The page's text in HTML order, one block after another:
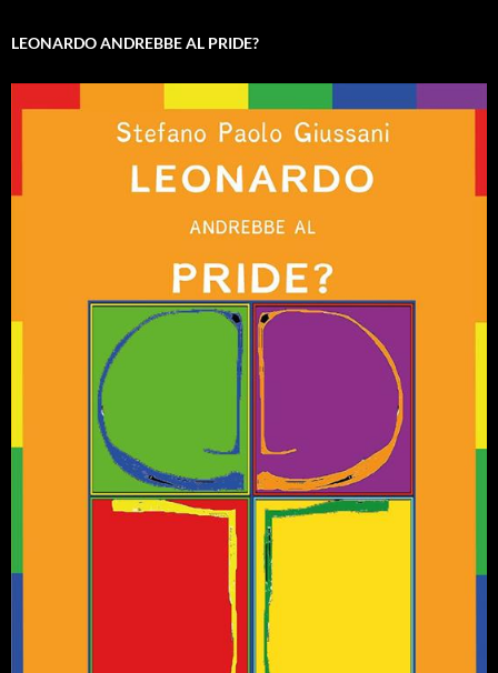
LEONARDO ANDREBBE AL PRIDE?